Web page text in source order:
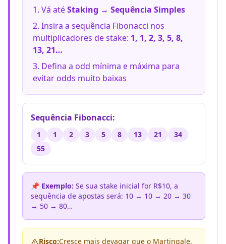
Vá atéStaking → Sequência Simples
Insira a sequência Fibonacci nos
multiplicadores de stake: 1, 1, 2, 3, 5, 8,
13, 21…
Defina a odd mínima e máxima para
evitar odds muito baixas
Sequência Fibonacci:
1 1 2 3 5 8 13 21
34
55
📌 Exemplo: Se sua stake inicial for R$10, a
sequência de apostas será: 10 → 10 → 20 → 30
→ 50 → 80…
Risco:Cresce mais devagar que o Martingale,